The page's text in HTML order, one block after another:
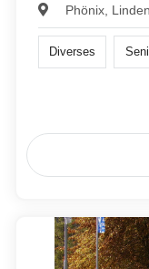
Phönix,
Diverses